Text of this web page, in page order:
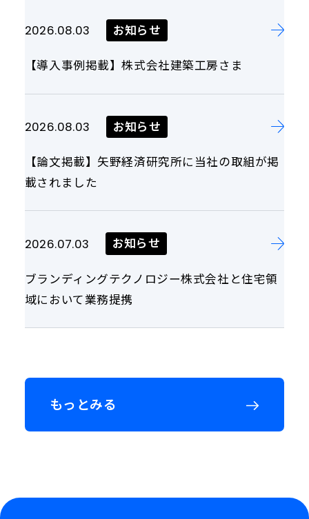
2026.08.03 お知らせ
【導入事例掲載】株式会社建築工房さま
2026.08.03 お知らせ
【論文掲載】矢野経済研究所に当社の取組が掲
載されました
2026.07.03 お知らせ
ブランディングテクノロジー株式会社と住宅領
域において業務提携
もっとみる